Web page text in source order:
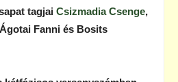
tagjai Csizmadia Csenge,
Fanni és Bosits